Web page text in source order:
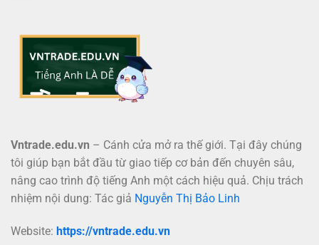
Vntrade.edu.vn – Cánh cửa mở ra thế giới. Tại đây chúng
tôi giúp bạn bắt đầu từ giao tiếp cơ bản đến chuyên sâu,
nâng cao trình độ tiếng Anh một cách hiệu quả. Chịu trách
nhiệm nội dung: Tác giả Nguyễn Thị Bảo Linh
Website: https://vntrade.edu.vn